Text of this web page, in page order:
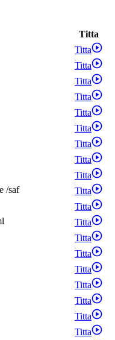
Titta
Titta
Titta
Titta
Titta
Titta
Titta
Titta
Titta
Titta
/saf
Titta
Titta
Titta
Titta
Titta
Titta
Titta
Titta
Titta
Titta